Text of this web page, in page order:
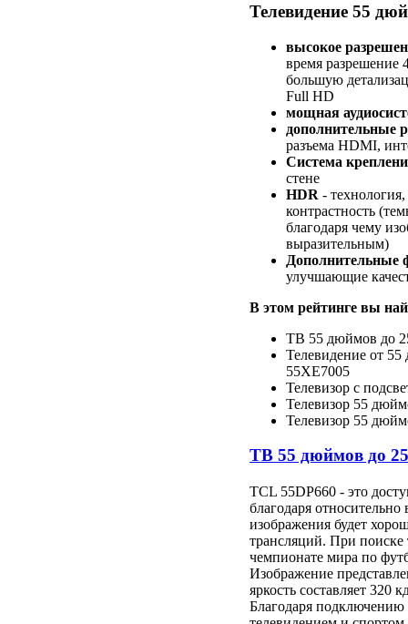
Телевидение 55
высокое
время разрешение
большую
Full HD
мощная
дополнительные
разъема HDMI,
Система
стене
HDR -
контрастность
благодаря чему
выразительным)
Дополнительные
улучшающие
В этом рейтинге вы
ТВ 55 дюймов до
Телевидение от
55XE7005
Телевизор с
Телевизор 55
Телевизор 55
ТВ 55 дюймов до
TCL 55DP660 - это
благодаря
изображения будет
трансляций. При поиске
чемпионате мира по
Изображение
яркость составляет 320
Благодаря подключению